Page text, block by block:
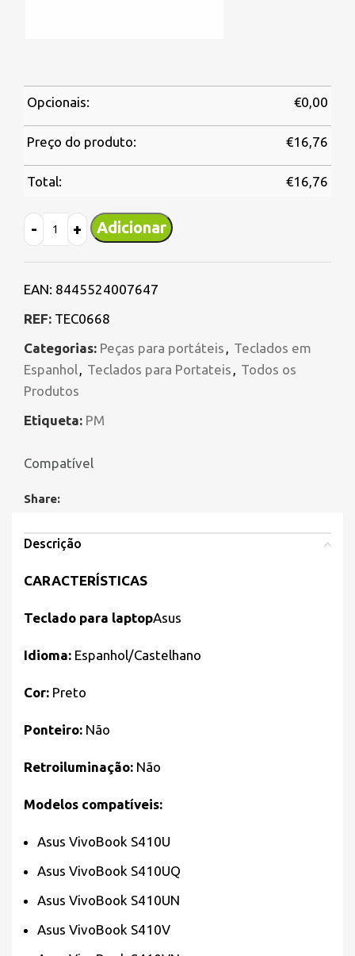
Opcionais: €0,00
Preço do produto: €16,76
Total: €16,76
Adicionar
EAN: 8445524007647
REF: TEC0668
Categorias: Peças para portáteis , Teclados em
Espanhol, Teclados para Portateis , Todos os
Produtos
Etiqueta: PM
Compatível
Share:
Descrição
CARACTERÍSTICAS
Teclado para laptopAsus
Idioma: Espanhol/Castelhano
Cor: Preto
Ponteiro: Não
Retroiluminação: Não
Modelos compatíveis:
Asus VivoBook S410U
Asus VivoBook S410UQ
Asus VivoBook S410UN
Asus VivoBook S410V